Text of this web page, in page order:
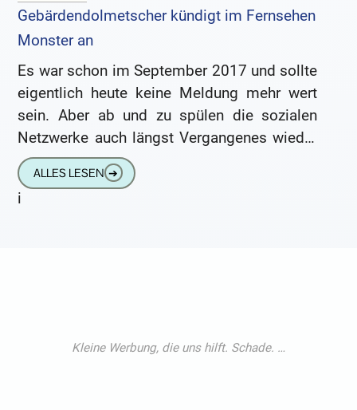
Gebärdendolmetscher kündigt im Fernsehen
Monster an
Es war schon im September 2017 und sollte
eigentlich heute keine Meldung mehr wert
sein. Aber ab und zu spülen die sozialen
Netzwerke auch längst Vergangenes wieder
an die Oberfläche.
ALLES LESEN ➔
i